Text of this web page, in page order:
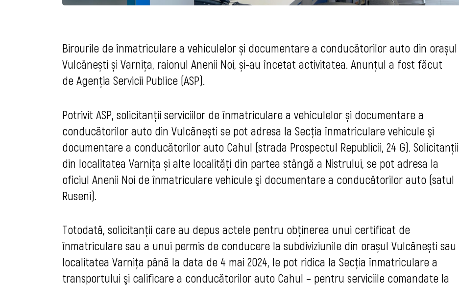
Birourile de înmatriculare a vehiculelor și documentare a conducătorilor auto din orașul
Vulcănești și Varnița, raionul Anenii Noi, și-au încetat activitatea. Anunțul a fost făcut
de Agenția Servicii Publice (ASP).
Potrivit ASP, solicitanții serviciilor de înmatriculare a vehiculelor și documentare a
conducătorilor auto din Vulcănești se pot adresa la Secţia înmatriculare vehicule şi
documentare a conducătorilor auto Cahul (strada Prospectul Republicii, 24 G). Solicitanții
din localitatea Varnița și alte localități din partea stângă a Nistrului, se pot adresa la
oficiul Anenii Noi de înmatriculare vehicule şi documentare a conducătorilor auto (satul
Ruseni).
Totodată, solicitanții care au depus actele pentru obținerea unui certificat de
înmatriculare sau a unui permis de conducere la subdiviziunile din orașul Vulcănești sau
localitatea Varnița până la data de 4 mai 2024, le pot ridica la Secţia înmatriculare a
transportului şi calificare a conducătorilor auto Cahul – pentru serviciile comandate la